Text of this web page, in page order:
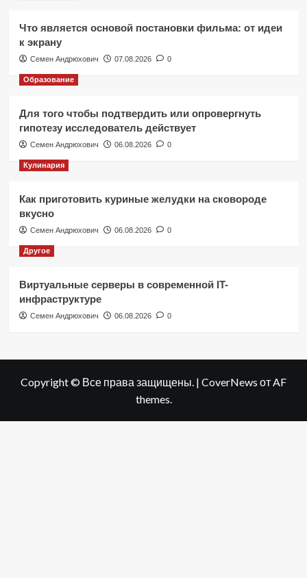
Что является основой постановки фильма: от идеи
к экрану
Семен Андрюхович 07.08.2026 0
Образование
Для того чтобы подтвердить или опровергнуть
гипотезу исследователь действует
Семен Андрюхович 06.08.2026 0
Кулинария
Как приготовить куриные желудки на сковороде
вкусно
Семен Андрюхович 06.08.2026 0
Другое
Виртуальные серверы в современной IT-
инфраструктуре
Семен Андрюхович 06.08.2026 0
Copyright © Все права защищены. | CoverNews от AF
themes.